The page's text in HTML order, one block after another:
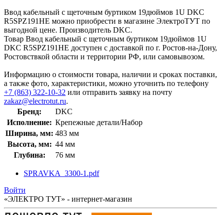
Ввод кабельный с щеточным буртиком 19дюймов 1U DKC
R5SPZ191HE можно приобрести в магазине ЭлектроТУТ по
выгодной цене. Производитель DKC.
Товар Ввод кабельный с щеточным буртиком 19дюймов 1U
DKC R5SPZ191HE доступен с доставкой по г. Ростов-на-Дону,
Ростовствкой области и территории РФ, или самовывозом.
Информацию о стоимости товара, наличии и сроках поставки,
а также фото, характеристики, можно уточнить по телефону
+7 (863) 322-10-32 или отправить заявку на почту
zakaz@electrotut.ru.
Бренд:
DKC
Исполнение: Крепежные детали/Набор
Ширина, мм: 483 мм
Высота, мм: 44 мм
Глубина:
76 мм
SPRAVKA_3300-1.pdf
Войти
«ЭЛЕКТРО ТУТ» - интернет-магазин